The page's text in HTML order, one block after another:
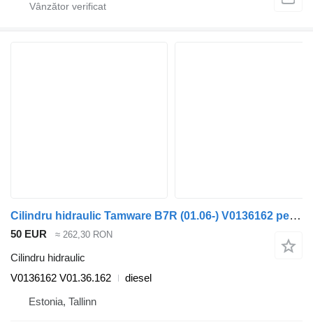
Cilindru hidraulic Tamware B7R (01.06-) V0136162 pentru autobuz Volvo B7, B8, B9, B12 bus (2005-)
50 EUR ≈ 262,30 RON
Cilindru hidraulic
V0136162 V01.36.162
diesel
Estonia, Tallinn